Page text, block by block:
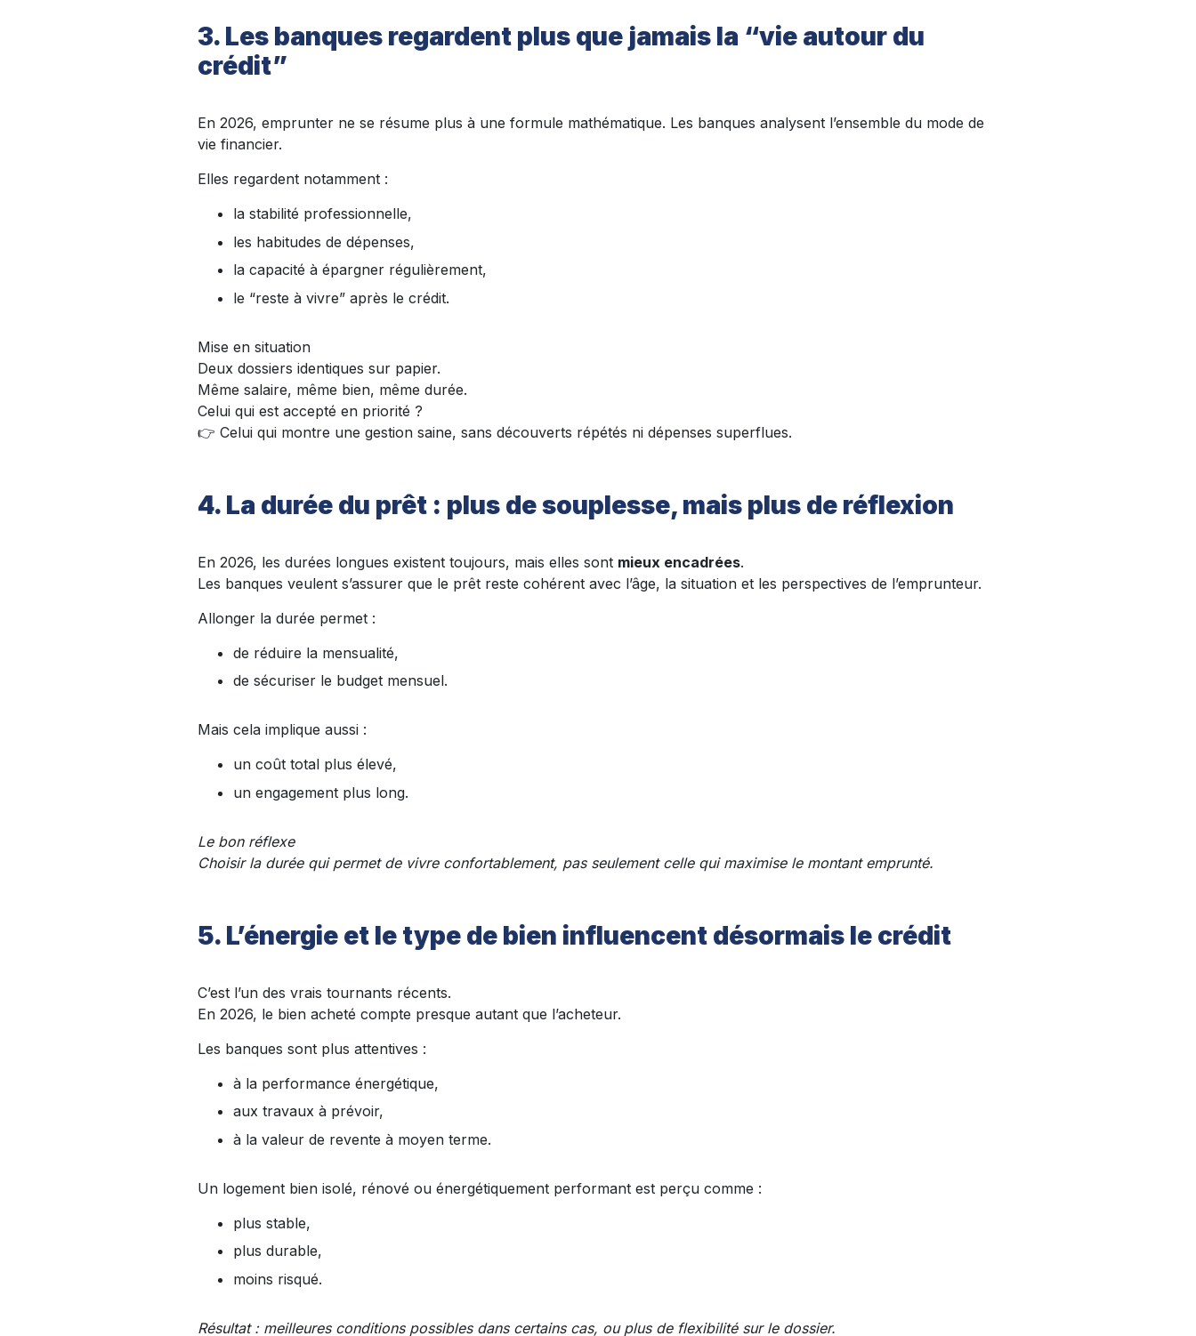
3. Les banques regardent plus que jamais la “vie autour du
crédit”
En 2026, emprunter ne se résume plus à une formule mathématique. Les banques analysent l’ensemble du mode de
vie financier.
Elles regardent notamment :
la stabilité professionnelle,
les habitudes de dépenses,
la capacité à épargner régulièrement,
le “reste à vivre” après le crédit.
Mise en situation
Deux dossiers identiques sur papier.
Même salaire, même bien, même durée.
Celui qui est accepté en priorité ?
👉 Celui qui montre une gestion saine, sans découverts répétés ni dépenses superflues.
4. La durée du prêt : plus de souplesse, mais plus de réflexion
En 2026, les durées longues existent toujours, mais elles sont mieux encadrées.
Les banques veulent s’assurer que le prêt reste cohérent avec l’âge, la situation et les perspectives de l’emprunteur.
Allonger la durée permet :
de réduire la mensualité,
de sécuriser le budget mensuel.
Mais cela implique aussi :
un coût total plus élevé,
un engagement plus long.
Le bon réflexe
Choisir la durée qui permet de vivre confortablement, pas seulement celle qui maximise le montant emprunté.
5. L’énergie et le type de bien influencent désormais le crédit
C’est l’un des vrais tournants récents.
En 2026, le bien acheté compte presque autant que l’acheteur.
Les banques sont plus attentives :
à la performance énergétique,
aux travaux à prévoir,
à la valeur de revente à moyen terme.
Un logement bien isolé, rénové ou énergétiquement performant est perçu comme :
plus stable,
plus durable,
moins risqué.
Résultat : meilleures conditions possibles dans certains cas, ou plus de flexibilité sur le dossier.